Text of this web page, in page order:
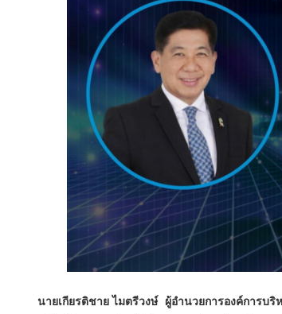
นายเกียรติชาย ไมตรีวงษ์ ผู้อำนวยการองค์การบ